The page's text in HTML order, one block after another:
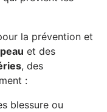
la prévention et
et des
, des
:
blessure ou